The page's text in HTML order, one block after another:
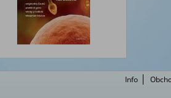
Info